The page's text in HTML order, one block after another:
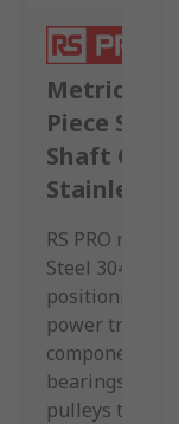
Metric
Piece Set
Shaft
Stainless
RS PRO
Steel 304
positioning or
power
components
bearings,
pulleys to